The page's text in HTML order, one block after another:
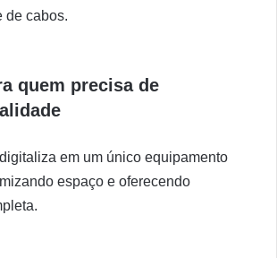
de cabos.
quem precisa de
em um único equipamento
espaço e oferecendo